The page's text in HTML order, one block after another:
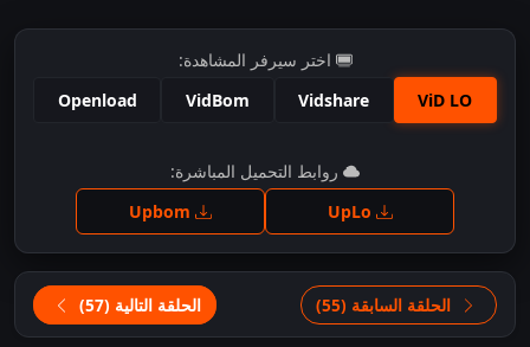
اختر سيرفر المشاهدة:
ViD LO
Vidshare
VidBom
Openload
اضغط للمشاهدة
روابط التحميل المباشرة:
الحلقة السابقة (55) الحلقة التالية (57)